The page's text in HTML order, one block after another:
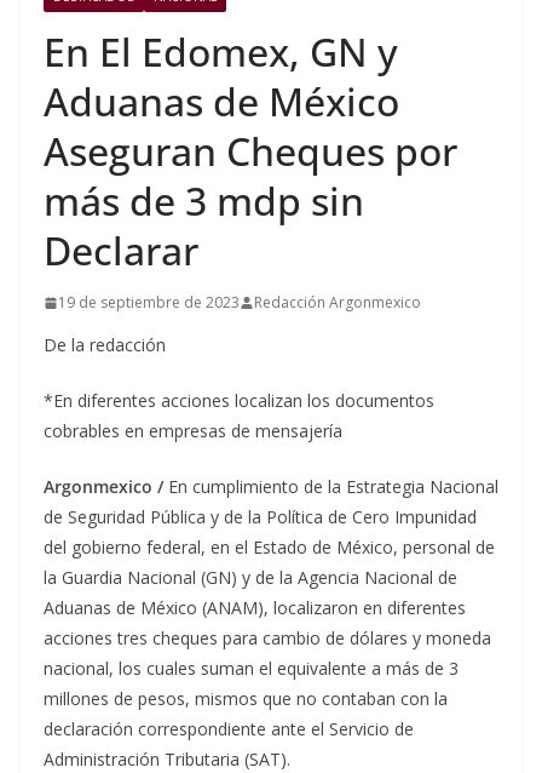
En El Edomex, GN y
Aduanas de México
Aseguran Cheques por
más de 3 mdp sin
Declarar
19 de septiembre de 2023 Redacción Argonmexico
De la redacción
*En diferentes acciones localizan los documentos
cobrables en empresas de mensajería
Argonmexico / En cumplimiento de la Estrategia Nacional
de Seguridad Pública y de la Política de Cero Impunidad
del gobierno federal, en el Estado de México, personal de
la Guardia Nacional (GN) y de la Agencia Nacional de
Aduanas de México (ANAM), localizaron en diferentes
acciones tres cheques para cambio de dólares y moneda
nacional, los cuales suman el equivalente a más de 3
millones de pesos, mismos que no contaban con la
declaración correspondiente ante el Servicio de
Administración Tributaria (SAT).